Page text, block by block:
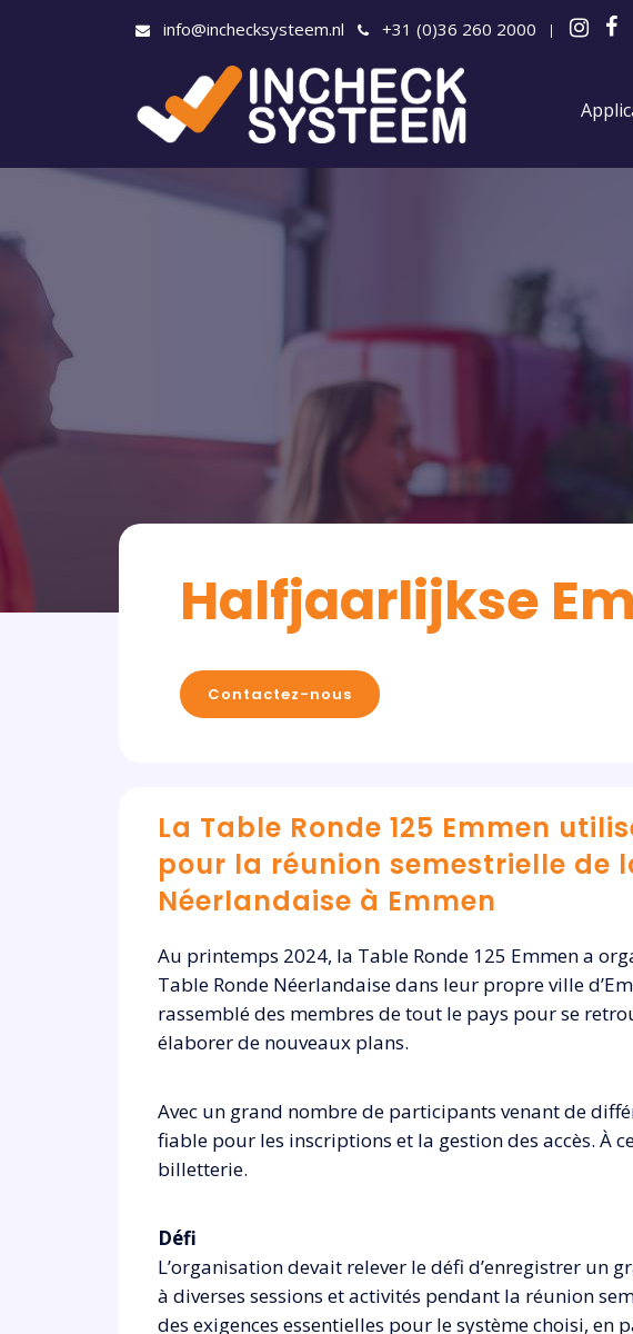
info@inchecksysteem.nl +31 (0)36 260 2000
Halfjaarlijkse
Contactez-nous
La Table Ronde 125 Emmen
pour la réunion semestrielle de
Néerlandaise à Emmen
Au printemps 2024, la Table Ronde 125 Emmen a
Table Ronde Néerlandaise dans leur propre ville
rassemblé des membres de tout le pays pour se
élaborer de nouveaux plans.
Avec un grand nombre de participants venant de
fiable pour les inscriptions et la gestion des accès. À
billetterie.
Défi
L’organisation devait relever le défi d’enregistrer un
à diverses sessions et activités pendant la réunion
des exigences essentielles pour le système choisi,